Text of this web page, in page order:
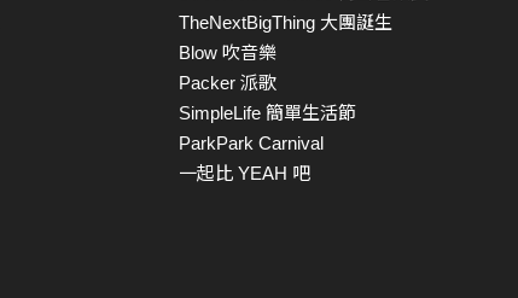
TheNextBigThing 大團誕生
Blow 吹音樂
Packer 派歌
SimpleLife 簡單生活節
ParkPark Carnival
一起比 YEAH 吧